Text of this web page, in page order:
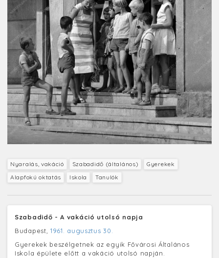
Nyaralás, vakáció Szabadidő (általános)
Gyerekek
Alapfokú oktatás
Iskola Tanulók
Szabadidő - A vakáció utolsó napja
Budapest, 1961. augusztus 30.
Gyerekek beszélgetnek az egyik Fővárosi Általános
Iskola épülete előtt a vakáció utolsó napján.